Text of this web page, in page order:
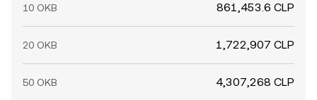
10 OKB 861,453.6 CLP
20 OKB 1,722,907 CLP
50 OKB 4,307,268 CLP